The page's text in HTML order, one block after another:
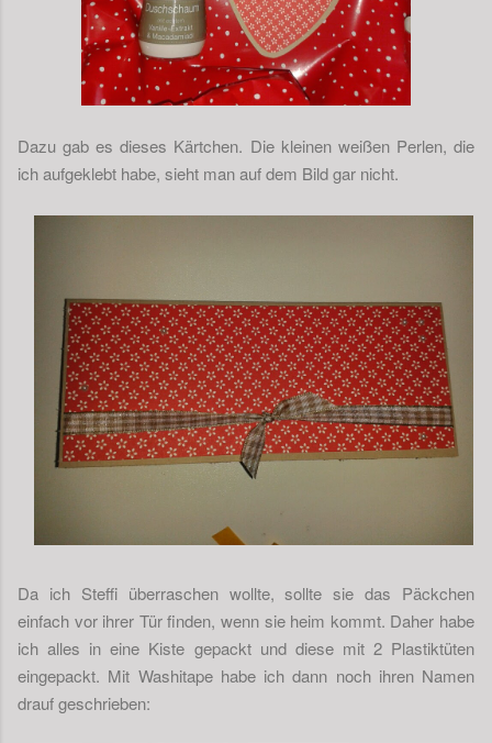
Dazu gab es dieses Kärtchen. Die kleinen weißen Perlen, die
ich aufgeklebt habe, sieht man auf dem Bild gar nicht.
Da ich Steffi überraschen wollte, sollte sie das Päckchen
einfach vor ihrer Tür finden, wenn sie heim kommt. Daher habe
ich alles in eine Kiste gepackt und diese mit 2 Plastiktüten
eingepackt. Mit Washitape habe ich dann noch ihren Namen
drauf geschrieben: